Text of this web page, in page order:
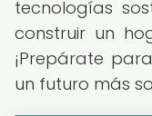
tecnologías
construir un
¡Prepárate
un futuro más